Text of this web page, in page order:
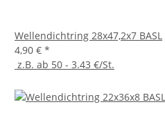
Wellendichtring 28x47,2x7 BASL
4,90 € *
z.B. ab 50 - 3.43 €/St.